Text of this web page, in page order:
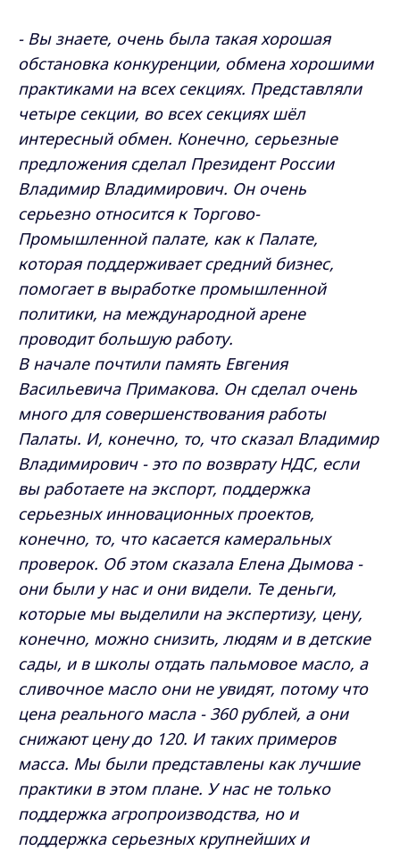
- Вы знаете, очень была такая хорошая
обстановка конкуренции, обмена хорошими
практиками на всех секциях. Представляли
четыре секции, во всех секциях шёл
интересный обмен. Конечно, серьезные
предложения сделал Президент России
Владимир Владимирович. Он очень
серьезно относится к Торгово-
Промышленной палате, как к Палате,
которая поддерживает средний бизнес,
помогает в выработке промышленной
политики, на международной арене
проводит большую работу.
В начале почтили память Евгения
Васильевича Примакова. Он сделал очень
много для совершенствования работы
Палаты. И, конечно, то, что сказал Владимир
Владимирович - это по возврату НДС, если
вы работаете на экспорт, поддержка
серьезных инновационных проектов,
конечно, то, что касается камеральных
проверок. Об этом сказала Елена Дымова -
они были у нас и они видели. Те деньги,
которые мы выделили на экспертизу, цену,
конечно, можно снизить, людям и в детские
сады, и в школы отдать пальмовое масло, а
сливочное масло они не увидят, потому что
цена реального масла - 360 рублей, а они
снижают цену до 120. И таких примеров
масса. Мы были представлены как лучшие
практики в этом плане. У нас не только
поддержка агропроизводства, но и
поддержка серьезных крупнейших и